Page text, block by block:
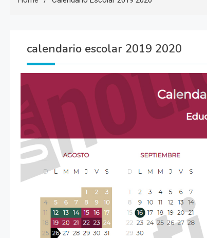
calendario escolar 2019 2020